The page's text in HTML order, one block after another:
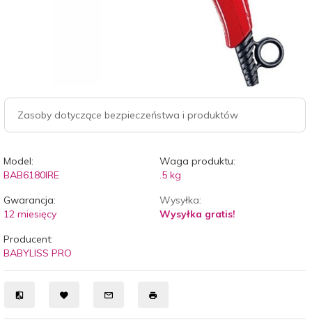
Zasoby dotyczące bezpieczeństwa i produktów
Model:
BAB6180IRE
Waga produktu:
.5 kg
Gwarancja:
12 miesięcy
Wysyłka:
Wysyłka gratis!
Producent:
BABYLISS PRO